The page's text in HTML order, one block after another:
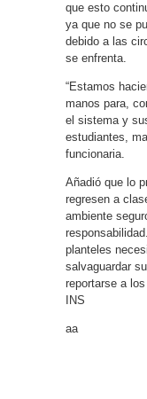
que esto
ya que no se
debido a las
se enfrenta.
“Estamos
manos para,
el sistema y
estudiantes,
funcionaria.
Añadió que lo
regresen a
ambiente
planteles
salvaguardar
reportarse a
INS
aa